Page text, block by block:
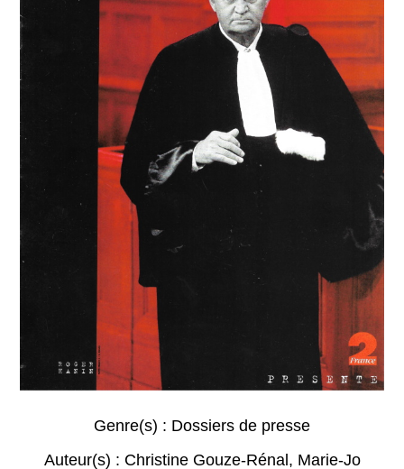
Genre(s) : Dossiers de presse
Auteur(s) : Christine Gouze-Rénal, Marie-Jo